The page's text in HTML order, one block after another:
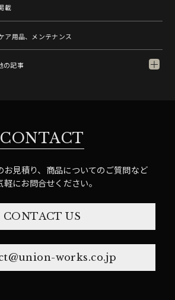
載
ア用品、メンテナンス
の記事
CONTACT
お見積り、商品についてのご質問など
軽にお問合せください。
CONTACT US
works.co.jp